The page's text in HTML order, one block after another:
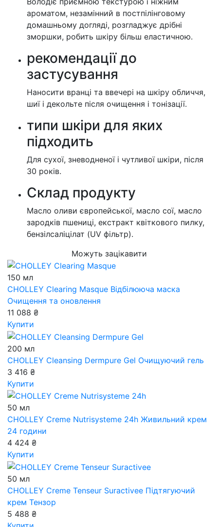
ароматом, незамінний в постпілінговому
домашньому догляді, розгладжує дрібні
зморшки, робить шкіру більш еластичною.
рекомендації до
застусування
Наносити вранці та ввечері на шкіру обличчя,
шиї і декольте після очищення і тонізації.
типи шкіри для яких
підходить
Для сухої, зневодненої і чутливої шкіри, після
30 років.
Cклад продукту
Масло оливи європейської, масло сої, масло
зародків пшениці, екстракт квіткового пилку,
бензілсаліцілат (UV фільтр).
Можуть зацікавити
150 мл
CHOLLEY Clearing Masque Відбілююча маска
Очищення та оновлення
11 088 ₴
Купити
200 мл
CHOLLEY Cleansing Dermpure Gel Очищуючий гель
3 416 ₴
Купити
50 мл
CHOLLEY Creme Nutrisysteme 24h Живильний крем
24 години
4 424 ₴
Купити
50 мл
CHOLLEY Creme Tenseur Suractivee Підтягуючий
крем Тензор
5 488 ₴